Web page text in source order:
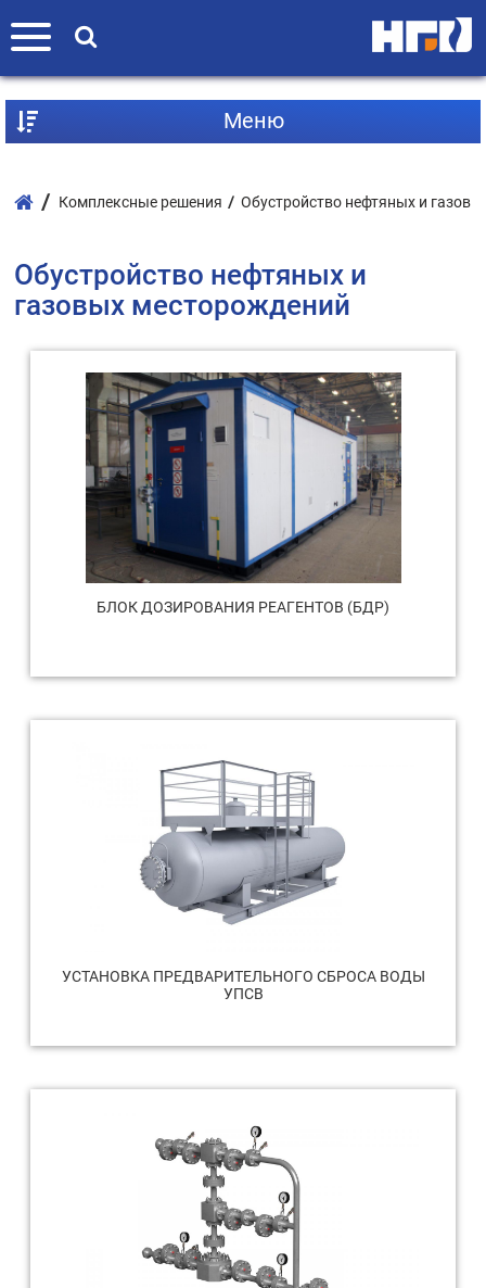
Mеню
Комплексные решения Обустройство нефтяных и
Обустройство нефтяных и
газовых месторождений
БЛОК ДОЗИРОВАНИЯ РЕАГЕНТОВ (БДР)
УСТАНОВКА ПРЕДВАРИТЕЛЬНОГО СБРОСА ВОДЫ
УПСВ